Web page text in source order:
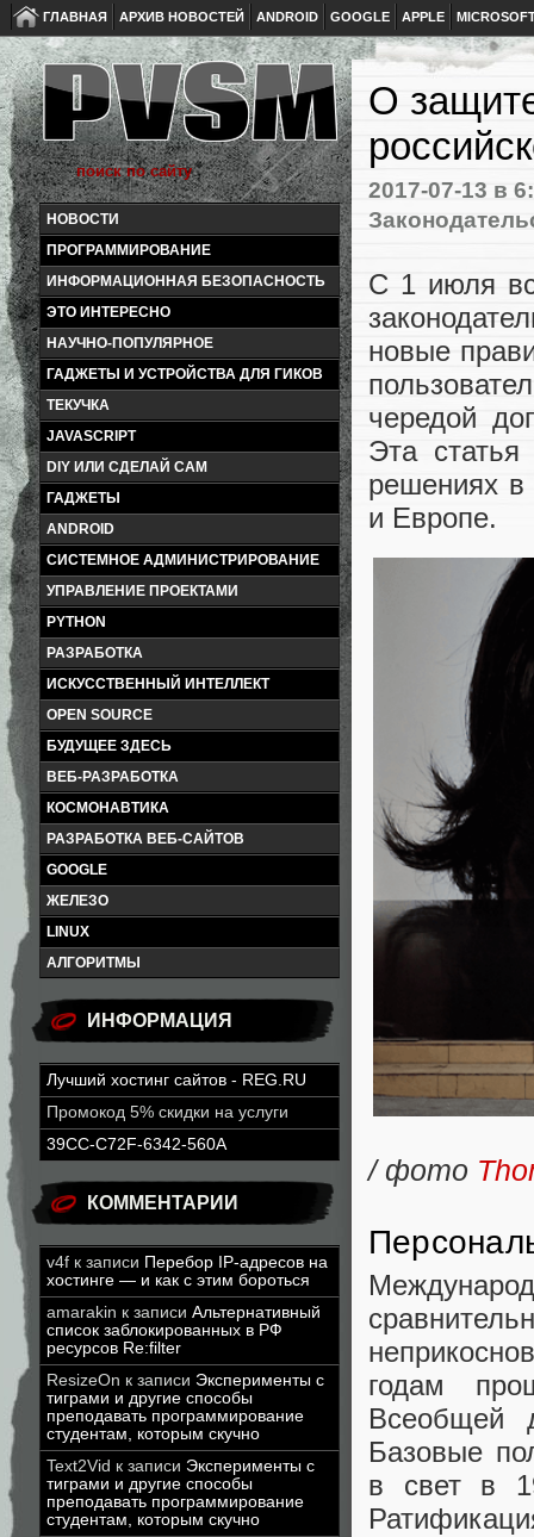
ГЛАВНАЯ АРХИВ НОВОСТЕЙ ANDROID GOOGLE APPLE
НОВОСТИ
ПРОГРАММИРОВАНИЕ
ИНФОРМАЦИОННАЯ БЕЗОПАСНОСТЬ
ЭТО ИНТЕРЕСНО
НАУЧНО-ПОПУЛЯРНОЕ
ГАДЖЕТЫ И УСТРОЙСТВА ДЛЯ ГИКОВ
ТЕКУЧКА
JAVASCRIPT
DIY ИЛИ СДЕЛАЙ САМ
ГАДЖЕТЫ
ANDROID
СИСТЕМНОЕ АДМИНИСТРИРОВАНИЕ
УПРАВЛЕНИЕ ПРОЕКТАМИ
PYTHON
РАЗРАБОТКА
ИСКУССТВЕННЫЙ ИНТЕЛЛЕКТ
OPEN SOURCE
БУДУЩЕЕ ЗДЕСЬ
ВЕБ-РАЗРАБОТКА
КОСМОНАВТИКА
РАЗРАБОТКА ВЕБ-САЙТОВ
GOOGLE
ЖЕЛЕЗО
LINUX
АЛГОРИТМЫ
ИНФОРМАЦИЯ
Лучший хостинг сайтов - REG.RU
Промокод 5% скидки на услуги
39CC-C72F-6342-560A
КОММЕНТАРИИ
v4f к записи Перебор IP-адресов на
хостинге — и как с этим бороться
amarakin к записи Альтернативный
список заблокированных в РФ
ресурсов Re:filter
ResizeOn к записи Эксперименты с
тиграми и другие способы
преподавать программирование
студентам, которым скучно
Text2Vid к записи Эксперименты с
тиграми и другие способы
преподавать программирование
студентам, которым скучно
О
2017-07-13 в
С 1 июля
новые
чередой
Эта
решениях в
и Европе.
/ фото
годам
Всеобщей
Базовые
в свет в